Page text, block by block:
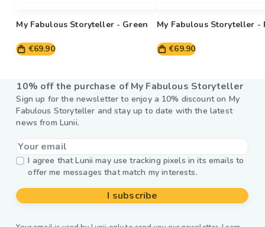
My Fabulous Storyteller - Green
€69.90
My Fabulous Storyteller -
€69.90
10% off the purchase of My Fabulous Storyteller
Sign up for the newsletter to enjoy a 10% discount on My
Fabulous Storyteller and stay up to date with the latest
news from Lunii.
I agree that Lunii may use tracking pixels in its emails to
offer me messages that match my interests.
I subscribe